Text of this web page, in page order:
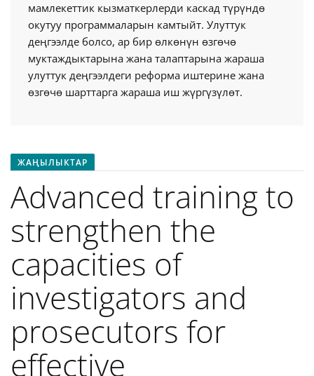
мамлекеттик кызматкерлерди каскад түрүндө
окутуу программаларын камтыйт. Улуттук
деңгээлде болсо, ар бир өлкөнүн өзгөчө
муктаждыктарына жана талаптарына жараша
улуттук деңгээлдеги реформа иштерине жана
өзгөчө шарттарга жараша иш жүргүзүлөт.
ЖАҢЫЛЫКТАР
Advanced training to
strengthen the
capacities of
investigators and
prosecutors for
effective